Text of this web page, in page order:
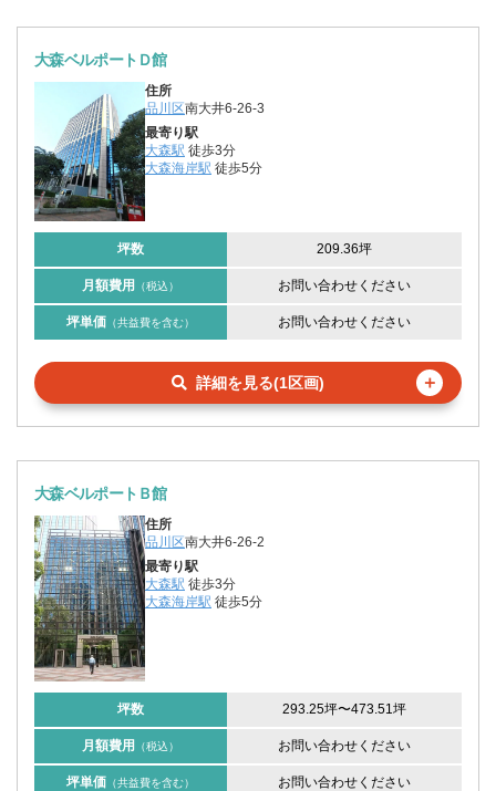
大森ベルポートＤ館
住所
品川区南大井6-26-3
最寄り駅
大森駅 徒歩3分
大森海岸駅 徒歩5分
坪数 209.36坪
月額費用 （税込） お問い合わせください
坪単価 （共益費を含む） お問い合わせください
詳細を見る(1区画) ＋
大森ベルポートＢ館
住所
品川区南大井6-26-2
最寄り駅
大森駅 徒歩3分
大森海岸駅 徒歩5分
坪数 293.25坪〜473.51坪
月額費用 （税込） お問い合わせください
坪単価 （共益費を含む） お問い合わせください